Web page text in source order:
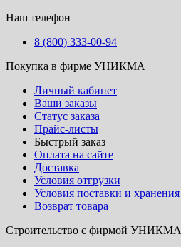
Наш телефон
8 (800) 333-00-94
Покупка в фирме УНИКМА
Личный кабинет
Ваши заказы
Статус заказа
Прайс-листы
Быстрый заказ
Оплата на сайте
Доставка
Условия отгрузки
Условия поставки и хранения
Возврат товара
Строительство с фирмой УНИКМА